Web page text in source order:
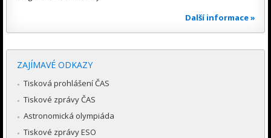
Další informace »
ZAJÍMAVÉ ODKAZY
Tisková prohlášení ČAS
Tiskové zprávy ČAS
Astronomická olympiáda
Tiskové zprávy ESO